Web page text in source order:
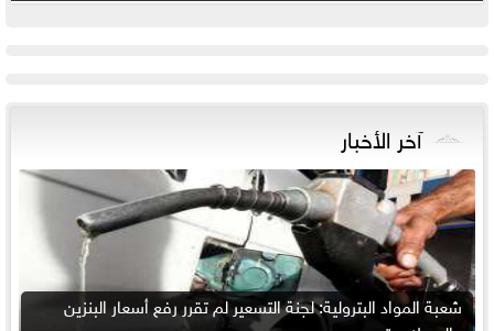
آخر الأخبار
شعبة المواد البترولية: لجنة التسعير لم تقرر رفع أسعار البنزين